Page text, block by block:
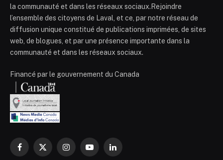
la communauté et dans les réseaux sociaux.Rejoindre
l’ensemble des citoyens de Laval, et ce, par notre réseau de
diffusion unique constitué de publications imprimées, de sites
web, de blogues, et par une présence importante dans la
communauté et dans les réseaux sociaux.
Financé par le gouvernement du Canada
Facebook
X
InstagramYouTubeLinkedIn